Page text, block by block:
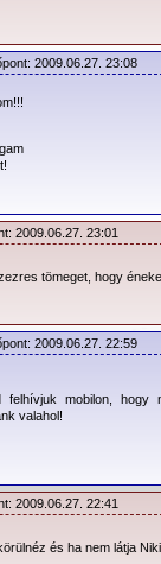
készítette, ez
sem a
2009.06.27. 23:08
2009.06.27. 23:01
tömeget, hogy
2009.06.27. 22:59
felhívjuk mobilon,
valahol!
2009.06.27. 22:41
és ha nem látja